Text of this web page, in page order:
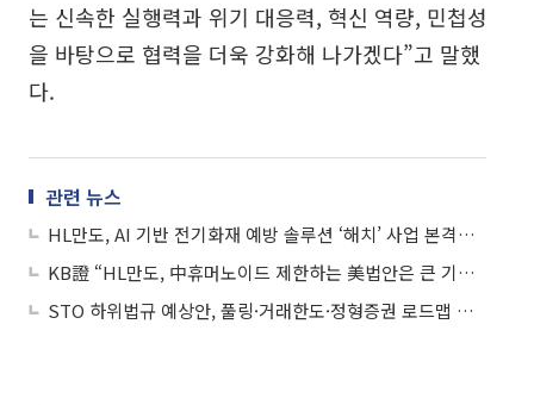
는 신속한 실행력과 위기 대응력, 혁신 역량, 민첩성
을 바탕으로 협력을 더욱 강화해 나가겠다”고 말했
다.
관련 뉴스
HL만도, AI 기반 전기화재 예방 솔루션 ‘해치’ 사업 본격화…첫 고객 현대차그룹
KB證 “HL만도, 中휴머노이드 제한하는 美법안은 큰 기회⋯목표가 유지”
STO 하위법규 예상안, 풀링·거래한도·정형증권 로드맵 제시